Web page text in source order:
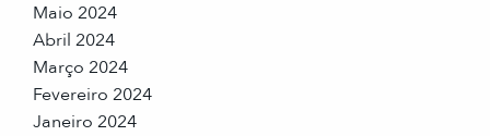
Maio 2024
Abril 2024
Março 2024
Fevereiro 2024
Janeiro 2024